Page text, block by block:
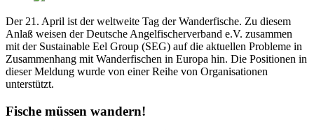
Der 21. April ist der weltweite Tag der Wanderfische. Zu diesem
Anlaß weisen der Deutsche Angelfischerverband e.V. zusammen
mit der Sustainable Eel Group (SEG) auf die aktuellen Probleme in
Zusammenhang mit Wanderfischen in Europa hin. Die Positionen in
dieser Meldung wurde von einer Reihe von Organisationen
unterstützt.
Fische müssen wandern!